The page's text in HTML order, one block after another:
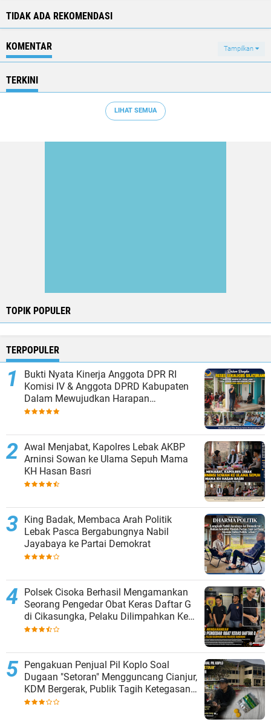
TIDAK ADA REKOMENDASI
KOMENTAR Tampilkan
TERKINI
LIHAT SEMUA
TOPIK POPULER
TERPOPULER
Bukti Nyata Kinerja Anggota DPR RI
Komisi IV & Anggota DPRD Kabupaten
Dalam Mewujudkan Harapan
Masyarakat
Awal Menjabat, Kapolres Lebak AKBP
Arninsi Sowan ke Ulama Sepuh Mama
KH Hasan Basri
King Badak, Membaca Arah Politik
Lebak Pasca Bergabungnya Nabil
Jayabaya ke Partai Demokrat
Polsek Cisoka Berhasil Mengamankan
Seorang Pengedar Obat Keras Daftar G
di Cikasungka, Pelaku Dilimpahkan Ke
Polresta Tangerang
Pengakuan Penjual Pil Koplo Soal
Dugaan "Setoran" Mengguncang Cianjur,
KDM Bergerak, Publik Tagih Ketegasan
Polda Jabar